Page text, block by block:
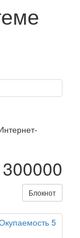
300000
Блокнот